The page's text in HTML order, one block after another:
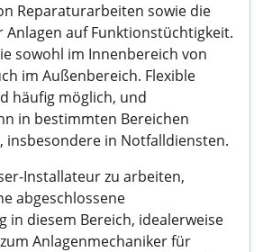
Reparaturarbeiten sowie die
auf Funktionstüchtigkeit.
sowohl im Innenbereich von
im Außenbereich. Flexible
häufig möglich, und
in bestimmten Bereichen
insbesondere in Notfalldiensten.
Installateur zu arbeiten,
abgeschlossene
in diesem Bereich, idealerweise
Anlagenmechaniker für